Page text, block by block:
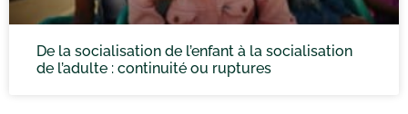
De la socialisation de l’enfant à la socialisation
de l’adulte : continuité ou ruptures